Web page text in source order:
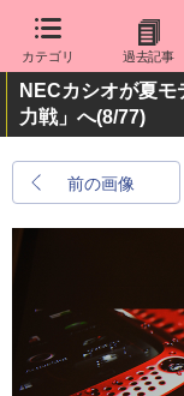
カテゴリ 過去記事
NECカシオが夏
力戦」へ(8/77)
前の画像